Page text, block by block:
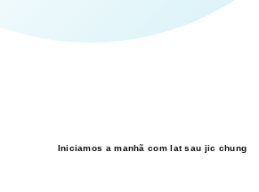
Iniciamos a manhã comlat sau jic chung